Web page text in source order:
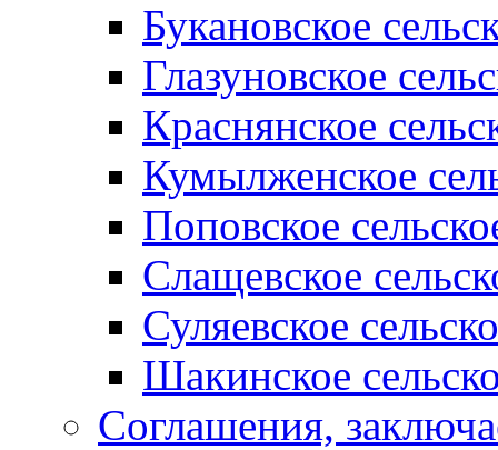
Букановское
Глазуновское
Краснянское
Кумылженское
Поповское
Слащевское
Суляевское
Шакинское
Соглашения,